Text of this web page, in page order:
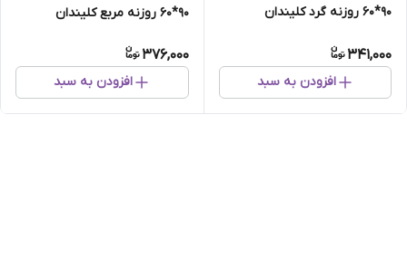
۹۰*۶۰ روزنه گرد کلیندان
341,000
افزودن به سبد
۹۰*۶۰ روزنه مربع کلیندان
376,000
افزودن به سبد